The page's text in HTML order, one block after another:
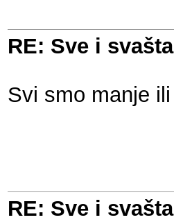
RE: Sve i svašta
Svi smo manje
RE: Sve i svašta